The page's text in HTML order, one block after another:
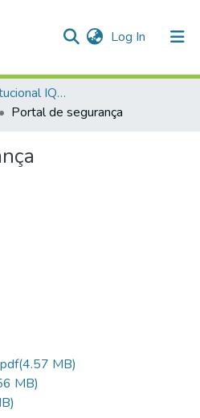
Log In (current)
Repositório Institucional IQSC
Portal de segurança
(4.57 MB)
MB)